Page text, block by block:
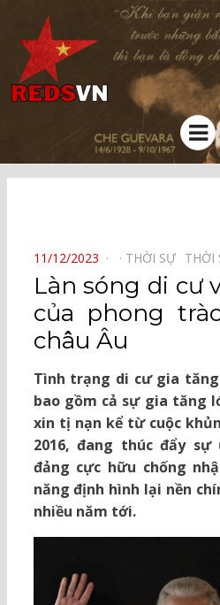
Kênh chia sẻ tri thức cộng đồng
POSTED
ON
11/12/2023 THỜI SỰ⠀ THỜI
Làn sóng di cư
của phong
châu Âu
Tình trạng di cư gia
bao gồm cả sự gia tăng
xin tị nạn kể từ cuộc
2016, đang thúc đẩy
đảng cực hữu chống
năng định hình lại nền
nhiều năm tới.